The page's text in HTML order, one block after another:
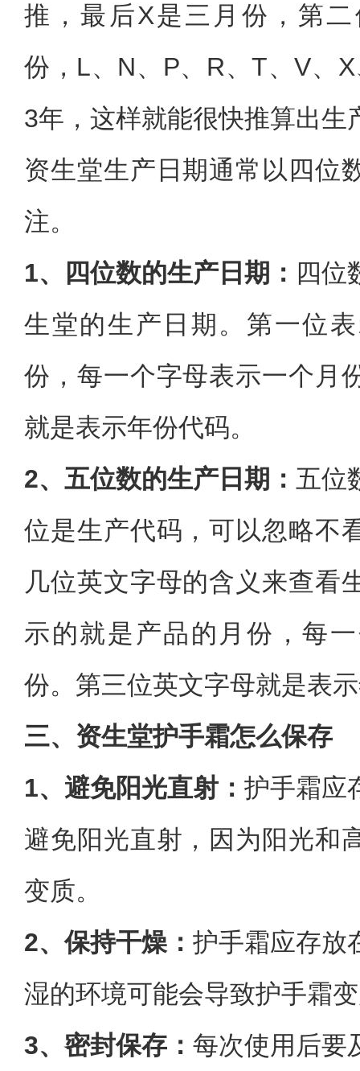
推，最后X是三月份，第
份，L、N、P、R、T、V、
3年，这样就能很快推算出生
资生堂生产日期通常以四位
注。
1、四位数的生产日期： 四位
生堂的生产日期。第一位
份，每一个字母表示一个月
就是表示年份代码。
2、五位数的生产日期： 五位
位是生产代码，可以忽略不
几位英文字母的含义来查看
示的就是产品的月份，每
份。第三位英文字母就是表
三、资生堂护手霜怎么保存
1、‌避免阳光直射‌： 护手霜应
避免阳光直射，因为阳光和
变质。
2、‌保持干燥‌： 护手霜应存放
湿的环境可能会导致护手霜
3、‌密封保存‌： 每次使用后要